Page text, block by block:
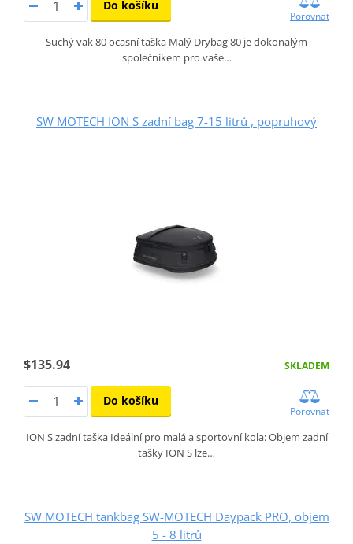
Do košíku
Porovnat
Suchý vak 80 ocasní taška Malý Drybag 80 je dokonalým
společníkem pro vaše…
SW MOTECH ION S zadní bag 7-15 litrů , popruhový
$135.94 SKLADEM
Do košíku
Porovnat
ION S zadní taška Ideální pro malá a sportovní kola: Objem zadní
tašky ION S lze…
SW MOTECH tankbag SW-MOTECH Daypack PRO, objem
5 - 8 litrů